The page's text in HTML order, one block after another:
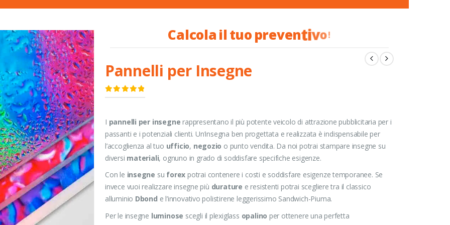
Calcolailtuopreventivo!
Pannelli per Insegne
0Di 5
I pannelli per insegne rappresentano il più potente veicolo di attrazione pubblicitaria per i
passanti e i potenziali clienti. Un’insegna ben progettata e realizzata è indispensabile per
l’accoglienza al tuo ufficio, negozio o punto vendita. Da noi potrai stampare insegne su
diversi materiali, ognuno in grado di soddisfare specifiche esigenze.
Con le insegne su forex potrai contenere i costi e soddisfare esigenze temporanee. Se
invece vuoi realizzare insegne più durature e resistenti potrai scegliere tra il classico
alluminio Dbond e l’innovativo polistirene leggerissimo Sandwich-Piuma.
Per le insegne luminose scegli il plexiglass opalino per ottenere una perfetta